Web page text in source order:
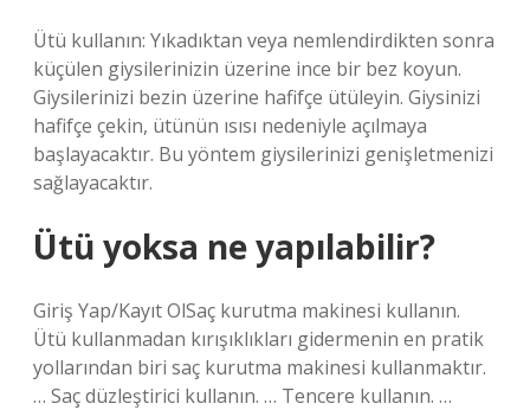
Ütü kullanın: Yıkadıktan veya nemlendirdikten sonra
küçülen giysilerinizin üzerine ince bir bez koyun.
Giysilerinizi bezin üzerine hafifçe ütüleyin. Giysinizi
hafifçe çekin, ütünün ısısı nedeniyle açılmaya
başlayacaktır. Bu yöntem giysilerinizi genişletmenizi
sağlayacaktır.
Ütü yoksa ne yapılabilir?
Giriş Yap/Kayıt OlSaç kurutma makinesi kullanın.
Ütü kullanmadan kırışıklıkları gidermenin en pratik
yollarından biri saç kurutma makinesi kullanmaktır.
… Saç düzleştirici kullanın. … Tencere kullanın. …